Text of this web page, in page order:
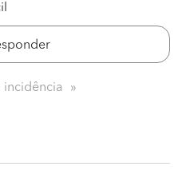
incidência